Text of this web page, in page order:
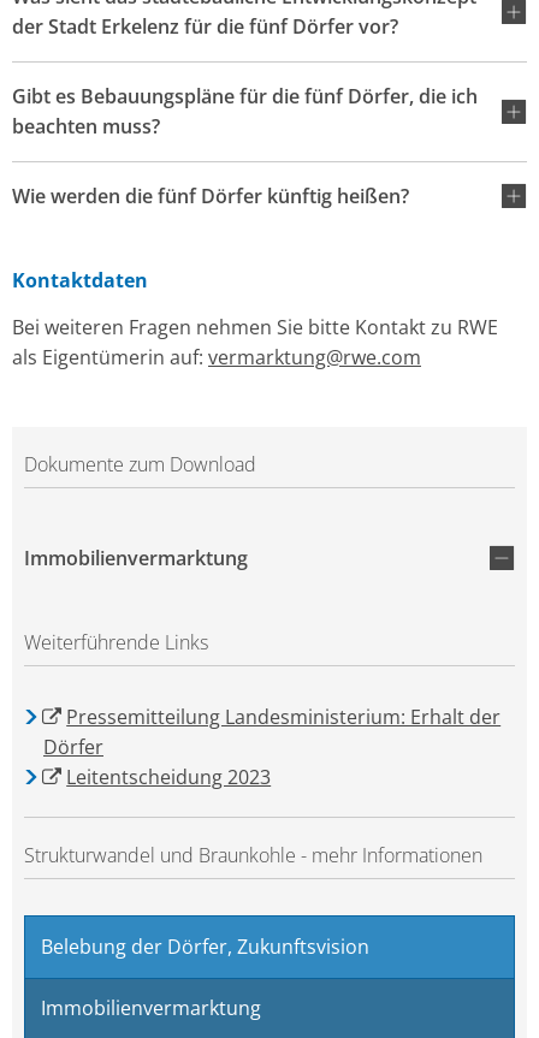
der Stadt Erkelenz für die fünf Dörfer vor?
Gibt es Bebauungspläne für die fünf Dörfer, die ich
beachten muss?
Wie werden die fünf Dörfer künftig heißen?
Kontaktdaten
Bei weiteren Fragen nehmen Sie bitte Kontakt zu RWE
als Eigentümerin auf: vermarktung@rwe.com
Dokumente zum Download
Immobilienvermarktung
Weiterführende Links
Pressemitteilung Landesministerium: Erhalt der
Dörfer
Leitentscheidung 2023
Strukturwandel und Braunkohle - mehr Informationen
Belebung der Dörfer, Zukunftsvision
Immobilienvermarktung